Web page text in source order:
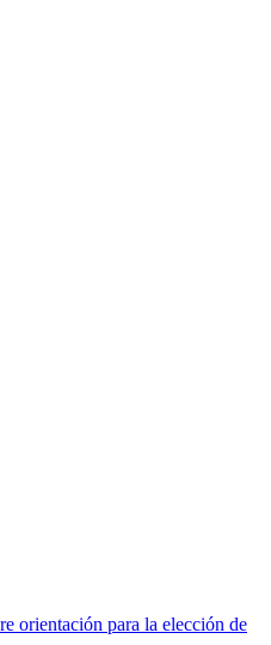
orientación para la elección de